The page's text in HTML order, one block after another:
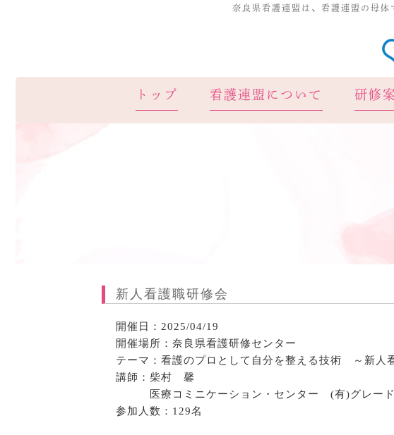
奈良県看護連盟は、看護連盟の母体
トップ 看護連盟について 研修
新人看護職研修会
開催日：2025/04/19
開催場所：奈良県看護研修センター
テーマ：看護のプロとして自分を整える技術 ～新人
講師：柴村 馨
医療コミニケーション・センター (有)グレード
参加人数：129名